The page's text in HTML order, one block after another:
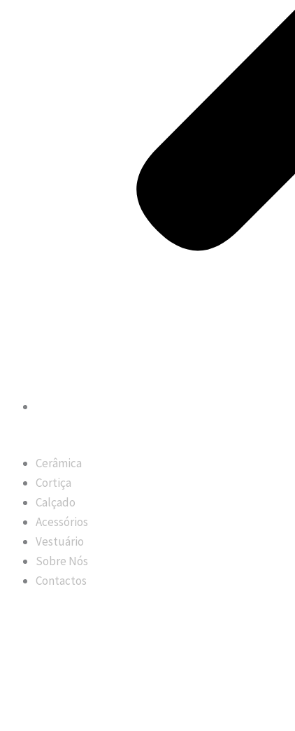
Cerâmica
Cortiça
Calçado
Acessórios
Vestuário
Sobre Nós
Contactos